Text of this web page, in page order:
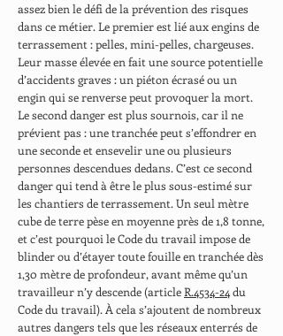
assez bien le défi de la prévention des risques
dans ce métier. Le premier est lié aux engins de
terrassement : pelles, mini-pelles, chargeuses.
Leur masse élevée en fait une source potentielle
d’accidents graves : un piéton écrasé ou un
engin qui se renverse peut provoquer la mort.
Le second danger est plus sournois, car il ne
prévient pas : une tranchée peut s’effondrer en
une seconde et ensevelir une ou plusieurs
personnes descendues dedans. C’est ce second
danger qui tend à être le plus sous-estimé sur
les chantiers de terrassement. Un seul mètre
cube de terre pèse en moyenne près de 1,8 tonne,
et c’est pourquoi le Code du travail impose de
blinder ou d’étayer toute fouille en tranchée dès
1,30 mètre de profondeur, avant même qu’un
travailleur n’y descende (articleR.4534-24du
Code du travail). À cela s’ajoutent de nombreux
autres dangers tels que les réseaux enterrés de